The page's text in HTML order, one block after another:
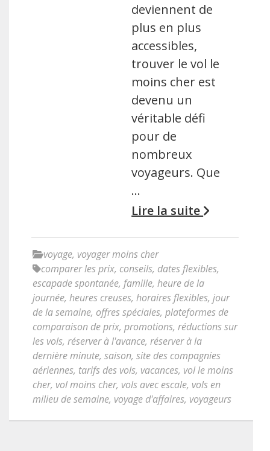
deviennent de
plus en plus
accessibles,
trouver le vol le
moins cher est
devenu un
véritable défi
pour de
nombreux
voyageurs. Que
…
Lire la suite
voyage, voyager moins cher
comparer les prix, conseils, dates flexibles,
escapade spontanée, famille, heure de la
journée, heures creuses, horaires flexibles, jour
de la semaine, offres spéciales, plateformes de
comparaison de prix, promotions, réductions sur
les vols, réserver à l'avance, réserver à la
dernière minute, saison, site des compagnies
aériennes, tarifs des vols, vacances, vol le moins
cher, vol moins cher, vols avec escale, vols en
milieu de semaine, voyage d'affaires, voyageurs